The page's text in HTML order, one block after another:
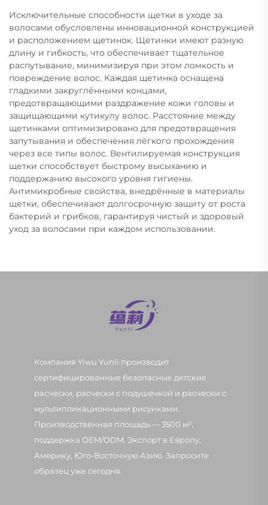
Исключительные способности щетки в уходе за
волосами обусловлены инновационной конструкцией
и расположением щетинок. Щетинки имеют разную
длину и гибкость, что обеспечивает тщательное
распутывание, минимизируя при этом ломкость и
повреждение волос. Каждая щетинка оснащена
гладкими закруглёнными концами,
предотвращающими раздражение кожи головы и
защищающими кутикулу волос. Расстояние между
щетинками оптимизировано для предотвращения
запутывания и обеспечения лёгкого прохождения
через все типы волос. Вентилируемая конструкция
щетки способствует быстрому высыханию и
поддержанию высокого уровня гигиены.
Антимикробные свойства, внедрённые в материалы
щетки, обеспечивают долгосрочную защиту от роста
бактерий и грибков, гарантируя чистый и здоровый
уход за волосами при каждом использовании.
Компания Yiwu Yunli производит
сертифицированные безопасные детские
расчески, расчески с подушечкой и расчески с
мультипликационными рисунками.
Производственная площадь — 3500 м²,
поддержка OEM/ODM. Экспорт в Европу,
Америку, Юго-Восточную Азию. Запросите
образец уже сегодня.